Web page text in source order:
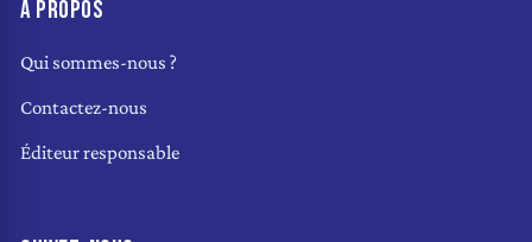
À PROPOS
Qui sommes-nous ?
Contactez-nous
Éditeur responsable